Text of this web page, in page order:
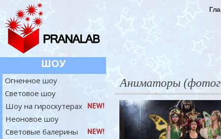
ШОУ
NEW!
NEW!
Огненное шоу
Световое шоу
Неоновое шоу
Световые балерины
Шоу на гироскутерах
Аниматоры